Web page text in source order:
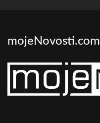
mojeNovosti.com